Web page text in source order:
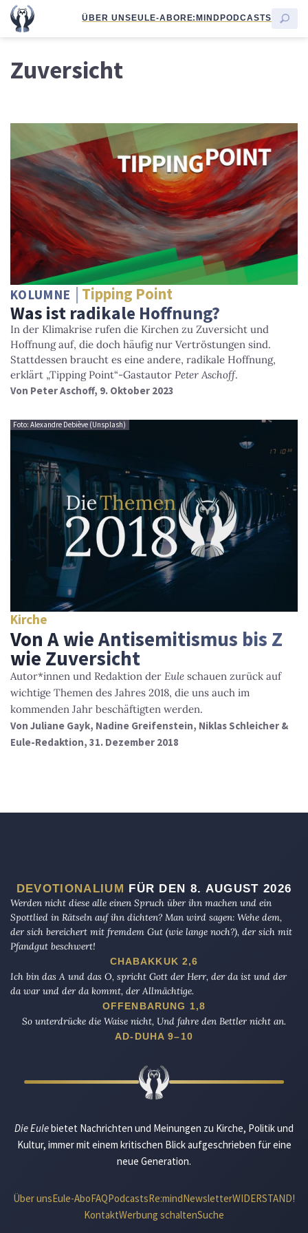
ÜBER UNSEULE-ABORE:MINDPODCASTS
Zuversicht
KOLUMNE Tipping Point
Was ist radikale Hoffnung?
In der Klimakrise rufen die Kirchen zu Zuversicht und
Hoffnung auf, die doch häufig nur Vertröstungen sind.
Stattdessen braucht es eine andere, radikale Hoffnung,
erklärt „Tipping Point“-Gastautor Peter Aschoff.
Von Peter Aschoff, 9. Oktober 2023
Foto: Alexandre Debiève (Unsplash)
Kirche
Von A wie Antisemitismus bis Z
wie Zuversicht
Autor*innen und Redaktion der Eule schauen zurück auf
wichtige Themen des Jahres 2018, die uns auch im
kommenden Jahr beschäftigten werden.
Von Juliane Gayk, Nadine Greifenstein, Niklas Schleicher &
Eule-Redaktion, 31. Dezember 2018
DEVOTIONALIUM FÜR DEN 8. AUGUST 2026
Werden nicht diese alle einen Spruch über ihn machen und ein
Spottlied in Rätseln auf ihn dichten? Man wird sagen: Wehe dem,
der sich bereichert mit fremdem Gut (wie lange noch?), der sich mit
Pfandgut beschwert!
CHABAKKUK 2,6
Ich bin das A und das O, spricht Gott der Herr, der da ist und der
da war und der da kommt, der Allmächtige.
OFFENBARUNG 1,8
So unterdrücke die Waise nicht, Und fahre den Bettler nicht an.
AD-DUHA 9–10
Die Eulebietet Nachrichten und Meinungen zu Kirche, Politik und
Kultur, immer mit einem kritischen Blick aufgeschrieben für eine
neue Generation.
Über unsEule-AboFAQPodcastsRe:mindNewsletterWIDERSTAND!
KontaktWerbung schaltenSuche